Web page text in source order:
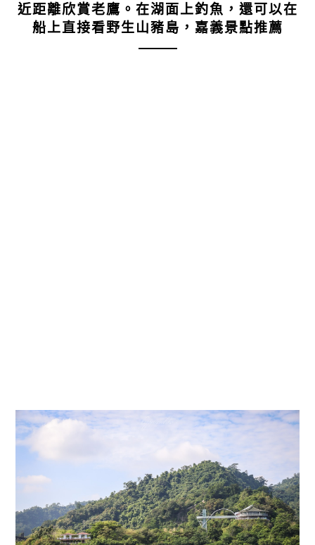
近距離欣賞老鷹。在湖面上釣魚，還可以在
船上直接看野生山豬島，嘉義景點推薦